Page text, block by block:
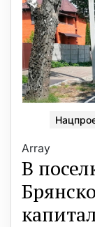
Array
В